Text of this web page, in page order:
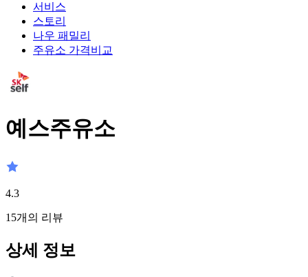
서비스
스토리
나우 패밀리
주유소 가격비교
예스주유소
4.3
15개의 리뷰
상세 정보